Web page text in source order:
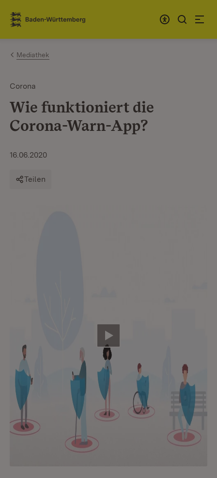
Zum Inhalt springen
Link zur Startseite
Mediathek
Corona
Wie funktioniert die
Corona-Warn-App?
16.06.2020
Teilen
Video abspielen